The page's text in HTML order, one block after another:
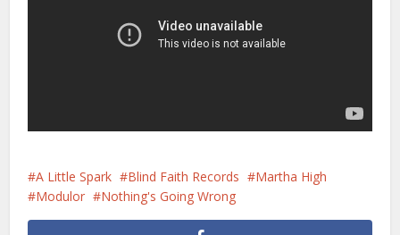
A Little Spark Blind Faith Records
Martha High
Modulor
Nothing's Going Wrong